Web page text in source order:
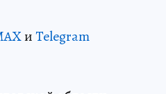
иTelegram